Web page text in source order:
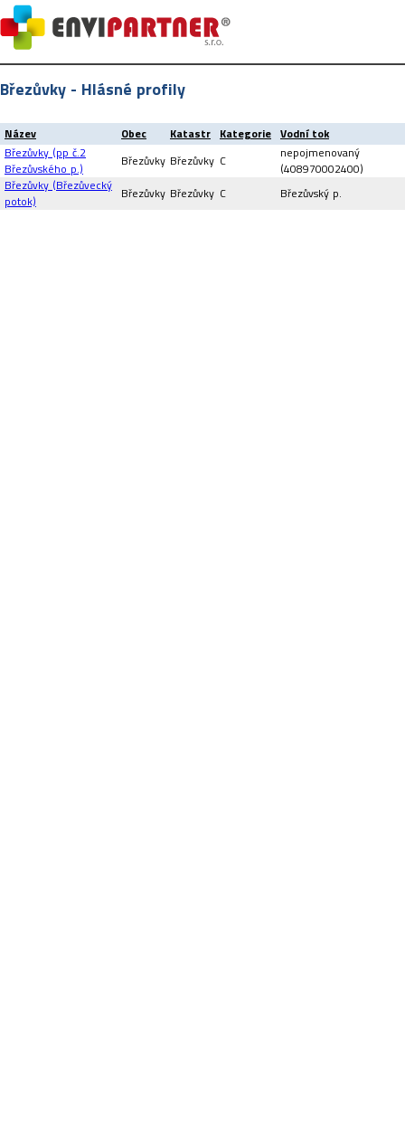
Březůvky - Hlásné profily
Název Obec Katastr Kategorie Vodní tok
Březůvky (pp č.2
Březůvského p.)
Březůvky Březůvky C
nepojmenovaný
(408970002400)
Březůvky (Březůvecký
potok)
Březůvky Březůvky C Březůvský p.